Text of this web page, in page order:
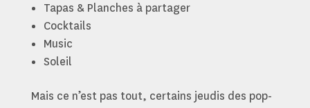
Tapas & Planches à partager
Cocktails
Music
Soleil
Mais ce n’est pas tout, certains jeudis des pop-